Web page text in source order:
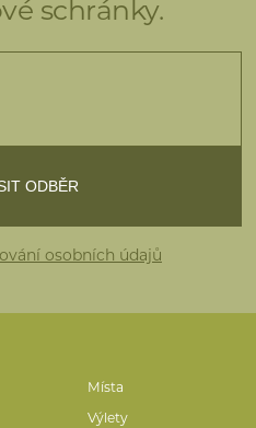
schránky.
osobních údajů
Místa
Výlety